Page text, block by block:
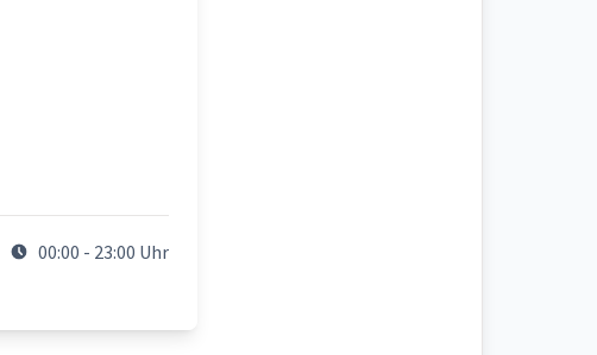
00:00 - 23:00 Uhr